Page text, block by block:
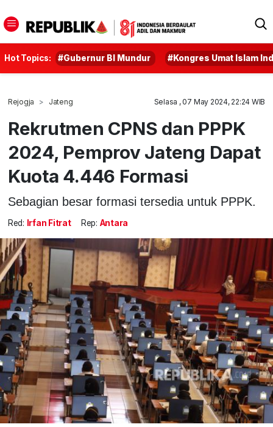
Hot Topics: #Gubernur BI Mundur #Kongres Umat Islam
Rejogja Jateng Selasa , 07 May 2024, 22:24 WIB
Rekrutmen CPNS dan PPPK
2024, Pemprov Jateng Dapat
Kuota 4.446 Formasi
Sebagian besar formasi tersedia untuk PPPK.
Red: Irfan Fitrat Rep: Antara